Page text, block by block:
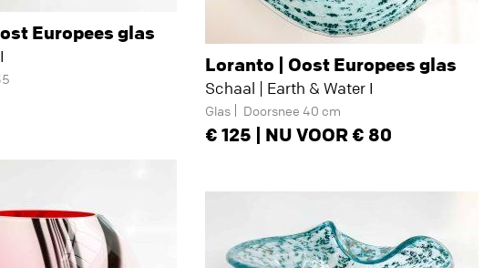
Europees glas
Loranto | Oost Europees glas
Schaal | Earth & Water I
Glas Doorsnee 40 cm
125 | NU VOOR € 80